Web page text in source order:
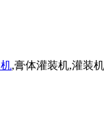
,膏体灌装机,灌装